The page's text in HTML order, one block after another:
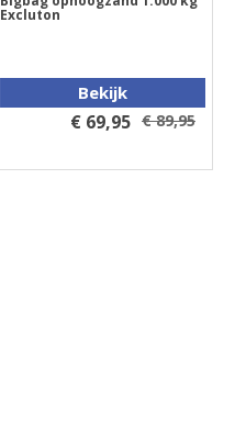
Excluton
Bekijk
€ 69,95 € 89,95